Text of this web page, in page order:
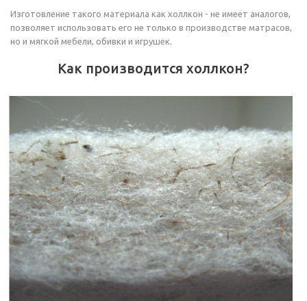
Изготовление такого материала как холлкон - не имеет аналогов,
позволяет использовать его не только в производстве матрасов,
но и мягкой мебели, обивки и игрушек.
Как производится холлкон?